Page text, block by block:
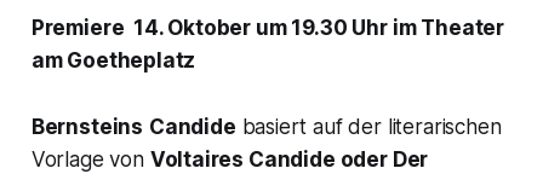
Premiere 14. Oktober um 19.30 Uhr im Theater
am Goetheplatz
Bernsteins Candide basiert auf der literarischen
Vorlage von Voltaires Candide oder Der